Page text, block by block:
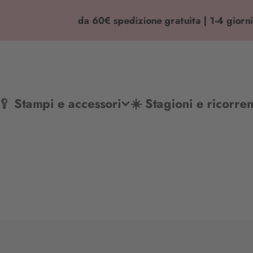
da 60€ spedizione gratuita | 1-4
🥄 Stampi e accessori ☀️ Stagioni e